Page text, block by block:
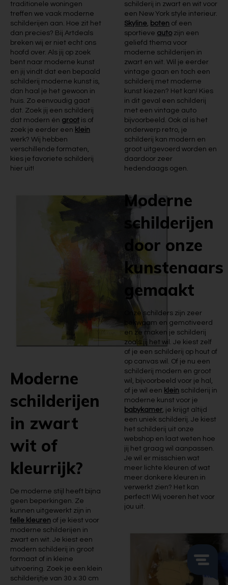
traditionele woningen
treffen we vaak moderne
schilderijen aan. Hoe zit het
dan precies? Bij Artdeals
breken wij er niet echt ons
hoofd over. Als jij op zoek
bent naar moderne kunst
en jij vindt dat een bepaald
schilderij moderne kunst is,
dan haal je het gewoon in
huis. Zo eenvoudig gaat
dat. Zoek jij een schilderij
dat modern én groot is of
zoek je eerder een klein
werk? Wij hebben
verschillende formaten,
kies je favoriete schilderij
hier uit!
Moderne
schilderijen
in zwart
wit of
kleurrijk?
De moderne stijl heeft bijna
geen beperkingen. Ze
kunnen uitgewerkt zijn in
felle kleuren of je kiest voor
moderne schilderijen in
zwart en wit. Je kiest een
modern schilderij in groot
formaat of in kleine
uitvoering. Zoek je een klein
schilderijtje van 30 x 30 cm
schilderij in zwart en wit voor
een New York style interieur.
Skyline, boten of een
sportieve auto zijn een
geliefd thema voor
moderne schilderijen in
zwart en wit. Wil je eerder
vintage gaan en toch een
schilderij met moderne
kunst kiezen? Het kan! Kies
in dit geval een schilderij
met een vintage auto
bijvoorbeeld. Ook al is het
onderwerp retro, je
schilderij kan modern en
groot uitgevoerd worden en
daardoor zeer
hedendaags ogen.
Moderne
schilderijen
door onze
kunstenaars
gemaakt
Onze schilders zijn zeer
bekwaam en gemotiveerd
en ze maken je schilderij
zoals jij het wil. Je kiest zelf
of je een schilderij op hout of
op canvas wil. Of je nu een
schilderij modern en groot
wil, bijvoorbeeld voor je hal,
of je wil een klein schilderij in
moderne kunst voor je
babykamer, je krijgt altijd
een uniek schilderij. Je kiest
het schilderij uit onze
webshop en laat weten hoe
jij het graag wil aanpassen.
Je wil er misschien wat
meer lichte kleuren of wat
meer donkere kleuren in
verwerkt zien? Het kan
perfect! Wij voeren het voor
jou uit.